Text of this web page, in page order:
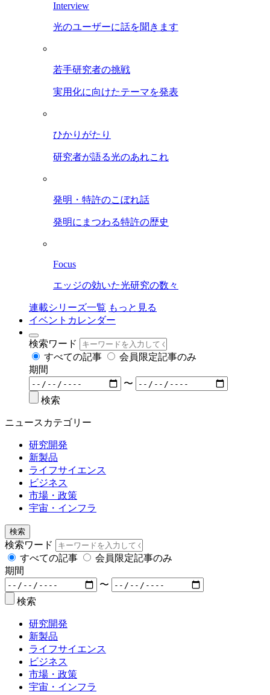
Interview
光のユーザーに話を聞きます
若手研究者の挑戦
実用化に向けたテーマを発表
ひかりがたり
研究者が語る光のあれこれ
発明・特許のこぼれ話
発明にまつわる特許の歴史
Focus
エッジの効いた光研究の数々
連載シリーズ一覧 もっと見る
イベントカレンダー
検索ワード
すべての記事
会員限定記事のみ
期間
〜
検索
ニュースカテゴリー
研究開発
新製品
ライフサイエンス
ビジネス
市場・政策
宇宙・インフラ
検索
検索ワード
すべての記事
会員限定記事のみ
期間
〜
検索
研究開発
新製品
ライフサイエンス
ビジネス
市場・政策
宇宙・インフラ